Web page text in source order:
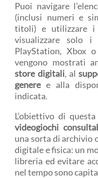
Puoi navigare
(inclusi numeri e
titoli) e utilizzare i
visualizzare solo
PlayStation, Xbox
vengono mostrati
store digitali, al
generee alla
indicata.
L’obiettivo di
videogiochi
una sorta di archivio
digitale e fisica: un
libreria ed evitare
nel tempo sono